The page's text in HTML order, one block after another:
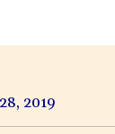
2019